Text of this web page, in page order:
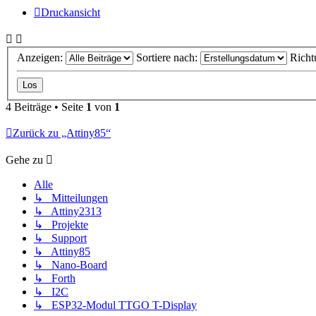
Druckansicht
Anzeigen: Sortiere nach:
4 Beiträge • Seite 1 von 1
Zurück zu „Attiny85“
Gehe zu
Alle
↳ Mitteilungen
↳ Attiny2313
↳ Projekte
↳ Support
↳ Attiny85
↳ Nano-Board
↳ Forth
↳ I2C
↳ ESP32-Modul TTGO T-Display